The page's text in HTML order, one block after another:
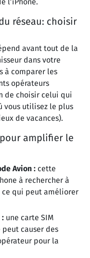
réseau: choisir
avant tout de la
dans votre
à comparer les
opérateurs
de choisir celui qui
vous utilisez le plus
de vacances).
amplifier le
Avion :cette
à rechercher à
ce qui peut améliorer
:une carte SIM
causer des
pour la